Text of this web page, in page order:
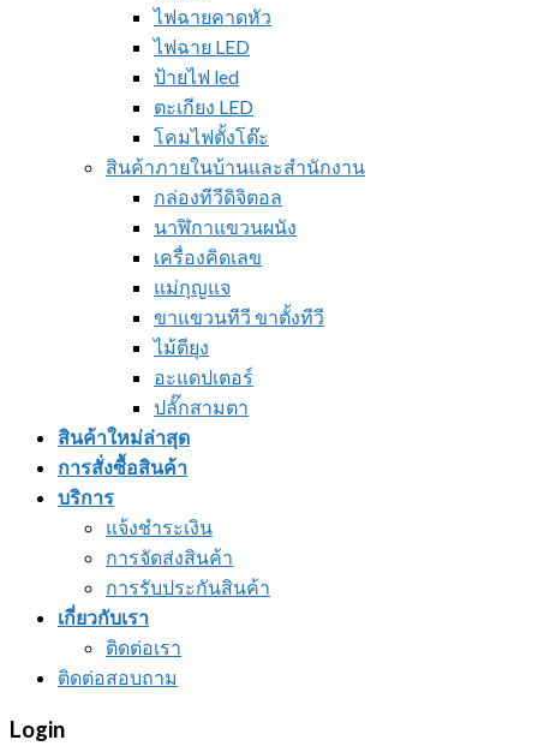
ไฟฉายคาดหัว
ไฟฉาย LED
ป้ายไฟ led
ตะเกียง LED
โคมไฟตั้งโต๊ะ
สินค้าภายในบ้านและสำนักงาน
กล่องทีวีดิจิตอล
นาฬิกาแขวนผนัง
เครื่องคิดเลข
แม่กุญแจ
ขาแขวนทีวี ขาตั้งทีวี
ไม้ตียุง
อะแดปเตอร์
ปลั๊กสามตา
สินค้าใหม่ล่าสุด
การสั่งซื้อสินค้า
บริการ
แจ้งชำระเงิน
การจัดส่งสินค้า
การรับประกันสินค้า
เกี่ยวกับเรา
ติดต่อเรา
ติดต่อสอบถาม
Login